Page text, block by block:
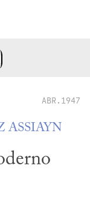
ABR.1947
ASSIAYN